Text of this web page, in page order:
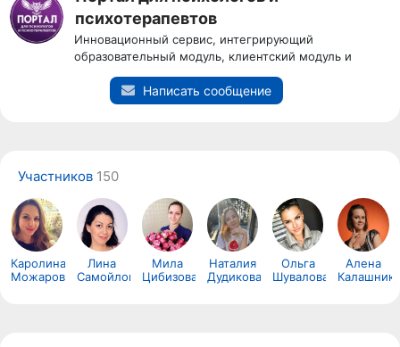
психотерапевтов
Инновационный сервис, интегрирующий
образовательный модуль, клиентский модуль и
Написать сообщение
Участников 150
Каролина
Можарова
Лина
Самойлова
Мила
Цибизова
Наталия
Дудикова
Ольга
Шувалова
Алена